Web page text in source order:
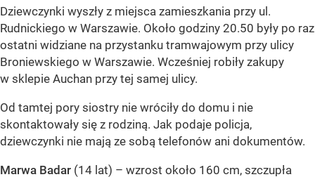
Dziewczynki wyszły z miejsca zamieszkania przy ul.
Rudnickiego w Warszawie. Około godziny 20.50 były po raz
ostatni widziane na przystanku tramwajowym przy ulicy
Broniewskiego w Warszawie. Wcześniej robiły zakupy
w sklepie Auchan przy tej samej ulicy.
Od tamtej pory siostry nie wróciły do domu i nie
skontaktowały się z rodziną. Jak podaje policja,
dziewczynki nie mają ze sobą telefonów ani dokumentów.
Marwa Badar (14 lat) – wzrost około 160 cm, szczupła